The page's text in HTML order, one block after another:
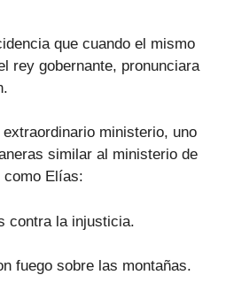
que cuando el mismo
rey gobernante, pronunciara
ministerio, uno
similar al ministerio de
como Elías:
contra la injusticia.
fuego sobre las montañas.